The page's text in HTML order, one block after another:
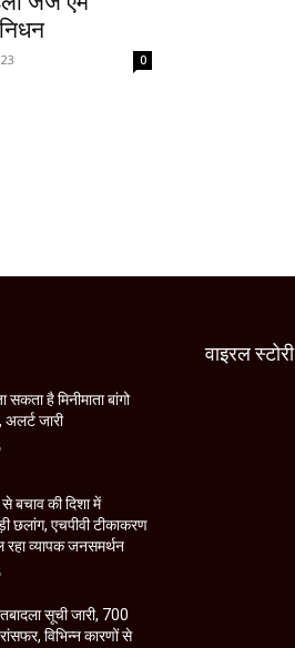
0
सकता है मिनीमाता बांगो
जारी
बचाव की दिशा में
छलांग, एचपीवी टीकाकरण
रहा व्यापक जनसमर्थन
तबादला सूची जारी, 700
विभिन्न कारणों से
वाइरल स्टोरी